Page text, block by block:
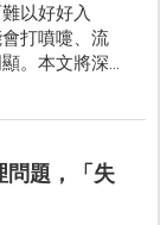
以好好入
打噴嚏、流
。本文將深
過敏症狀，
睡眠不足對
過敏問題的
問題，「失